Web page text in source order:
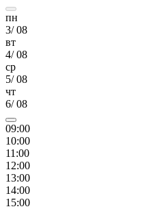
пн
3/08
вт
4/08
ср
5/08
чт
6/08
09:00
10:00
11 :00
12:00
13:00
14:00
15:00